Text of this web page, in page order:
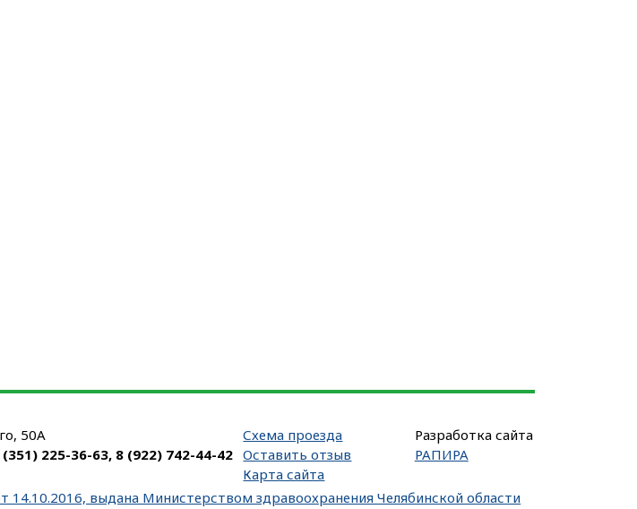
50А
(351) 225-36-63, 8 (922) 742-44-42
Схема проезда
Оставить отзыв
Карта сайта
выдана Министерством здравоохранения Челябинской области
Разработка сайта
РАПИРА